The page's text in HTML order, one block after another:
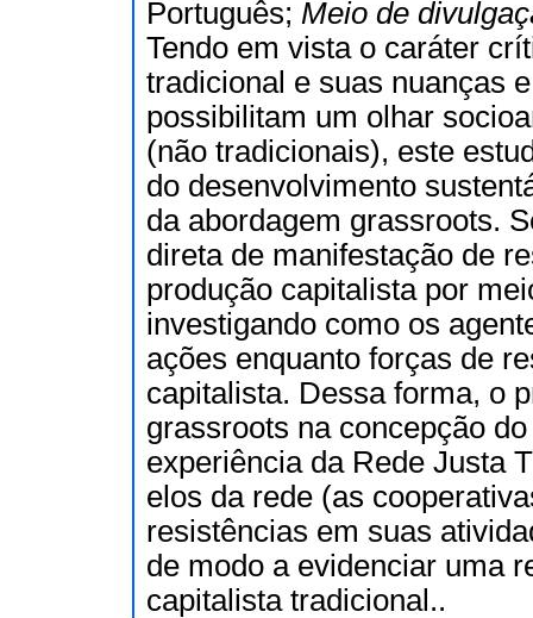
Português; Meio de
Tendo em vista o caráter
tradicional e suas nuanças
possibilitam um olhar
(não tradicionais), este
do desenvolvimento
da abordagem grassroots.
direta de manifestação de
produção capitalista por
investigando como os
ações enquanto forças de
capitalista. Dessa forma, o
grassroots na concepção
experiência da Rede Justa
elos da rede (as
resistências em suas
de modo a evidenciar uma
capitalista tradicional..